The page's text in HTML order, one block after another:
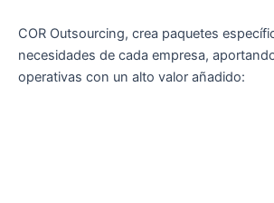
COR Outsourcing, crea paquetes
necesidades de cada empresa,
operativas con un alto valor añadido: